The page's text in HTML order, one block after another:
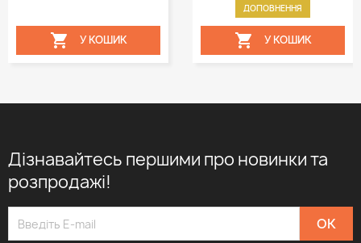
 У КОШИК
ДОПОВНЕННЯ
 У КОШИК
Дізнавайтесь першими про новинки та
розпродажі!